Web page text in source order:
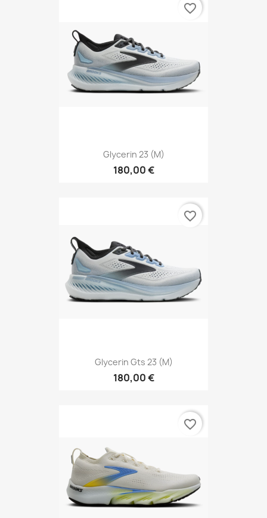
Glycerin 23 (M)
180,00 €
favorite_border
Glycerin Gts 23 (M)
180,00 €
favorite_border
favorite_border